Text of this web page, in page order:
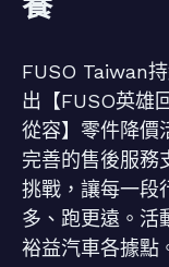
FUSO Taiwan
出【FUSO英雄
從容】零件降價
完善的售後服務
挑戰，讓每一段
多、跑更遠。活
裕益汽車各據點